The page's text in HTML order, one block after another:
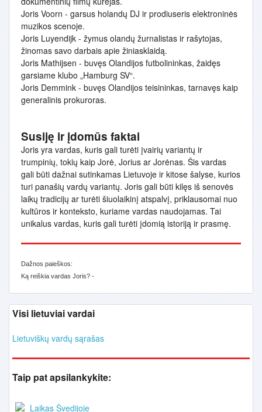
Joris Voorn - garsus holandų DJ ir prodiuseris elektroninės
muzikos scenoje.
Joris Luyendijk - žymus olandų žurnalistas ir rašytojas,
žinomas savo darbais apie žiniasklaidą.
Joris Mathijsen - buvęs Olandijos futbolininkas, žaidęs
garsiame klubo „Hamburg SV“.
Joris Demmink - buvęs Olandijos teisininkas, tarnavęs kaip
generalinis prokuroras.
Susiję ir įdomūs faktai
Joris yra vardas, kuris gali turėti įvairių variantų ir
trumpinių, tokių kaip Jorė, Jorius ar Jorėnas. Šis vardas
gali būti dažnai sutinkamas Lietuvoje ir kitose šalyse, kurios
turi panašių vardų variantų. Joris gali būti kilęs iš senovės
laikų tradicijų ar turėti šiuolaikinį atspalvį, priklausomai nuo
kultūros ir konteksto, kuriame vardas naudojamas. Tai
unikalus vardas, kuris gali turėti įdomią istoriją ir prasmę.
Dažnos paieškos:
Ką reiškia vardas Joris? -
Visi lietuviai vardai
Lietuviškų vardų sąrašas
Taip pat apsilankykite:
Laikas Švedijoje